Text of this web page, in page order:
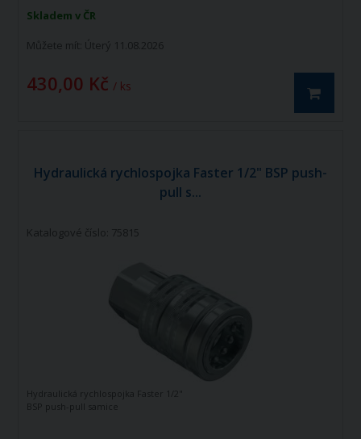
Skladem v ČR
Můžete mít: Úterý 11.08.2026
430,00 Kč / ks
Hydraulická rychlospojka Faster 1/2" BSP push-
pull s...
Katalogové číslo: 75815
Hydraulická rychlospojka Faster 1/2"
BSP push-pull samice